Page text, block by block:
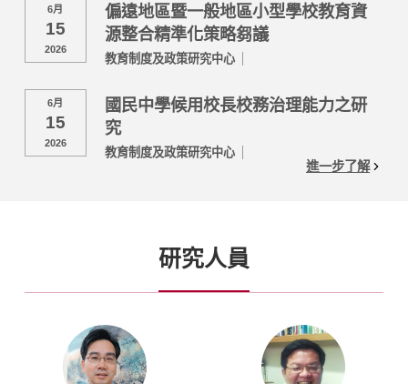
6月
15
2026
偏遠地區暨一般地區小型學校教育資
源整合精準化策略芻議
教育制度及政策研究中心
6月
15
2026
國民中學候用校長校務治理能力之研
究
教育制度及政策研究中心
進一步了解
研究人員